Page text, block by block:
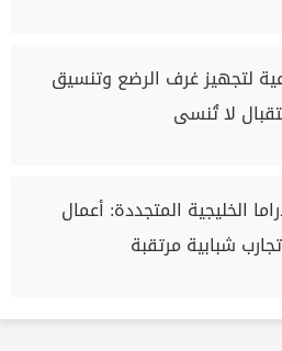
لتجهيز غرف الرضع وتنسيق
لا تُنسى
الخليجية المتجددة: أعمال
شبابية مرتقبة